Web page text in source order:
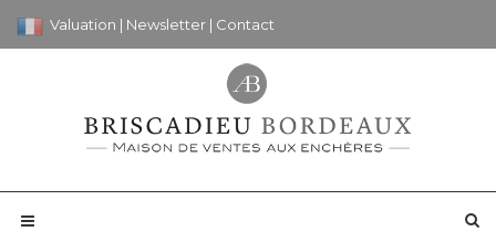
Valuation | Newsletter | Contact